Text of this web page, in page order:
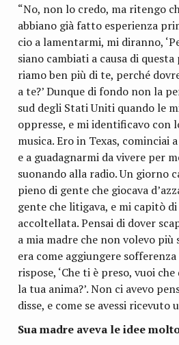
“No, non lo credo, ma ritengo
abbiano già fatto espe­rienza
cio a lamen­tarmi, mi diranno,
siano cam­biati a causa di
riamo ben più di te, per­ché
a te?’ Dun­que di fondo non la
sud degli Stati Uniti quando le
oppresse, e mi iden­ti­fi­cavo con
musica. Ero in Texas, comin­ciai
e a gua­da­gnarmi da vivere per
suo­nando alla radio. Un giorno
pieno di gente che gio­cava
gente che liti­gava, e mi capitò
accol­tel­lata. Pen­sai di dover
a mia madre che non volevo più
era come aggiun­gere
rispose, ‘Che ti è preso, vuoi
la tua anima?’. Non ci avevo
disse, e come se avessi rice­vuto
Sua madre aveva le idee